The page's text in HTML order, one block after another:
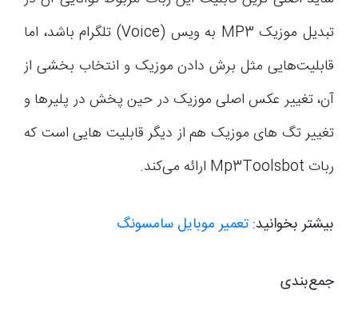
تبدیل موزیک MP3 به ویس (Voice) تلگرام باشد، اما
قابلیت‌هایی مثل برش دادن موزیک و انتخاب بخشی از
آن، تغییر عکس اصلی موزیک در حین پخش در پلیرها و
تغییر تگ های موزیک هم از دیگر قابلیت هایی است که
ربات Mp3Toolsbot ارائه می‌کند.
بیشتر بخوانید: تعمیر موبایل سامسونگ
جمع‌بندی